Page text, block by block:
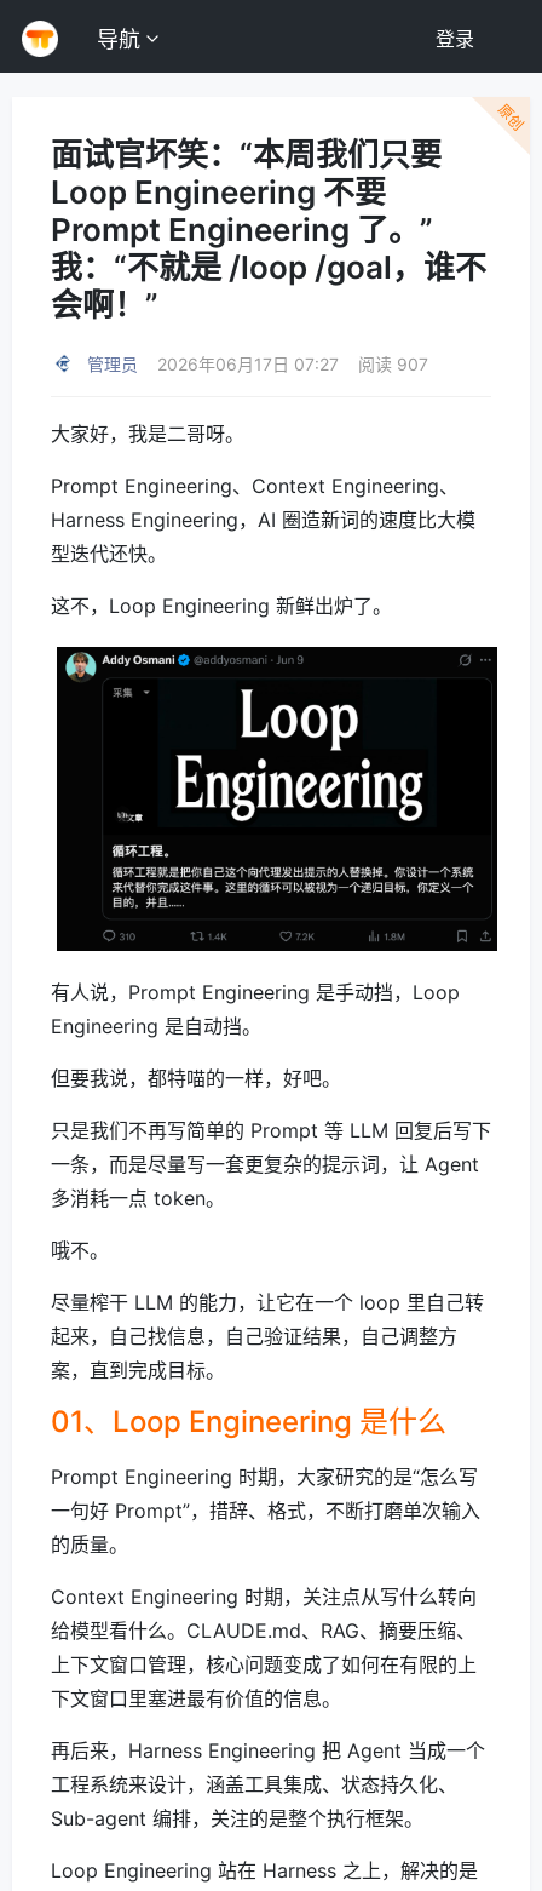
导航 登录
原创
面试官坏笑：“本周我们只要
Loop Engineering 不要
Prompt Engineering 了。”
我：“不就是 /loop /goal，谁不
会啊！”
管理员 2026年06月17日 07:27 阅读 907
大家好，我是二哥呀。
Prompt Engineering、Context Engineering、
Harness Engineering，AI 圈造新词的速度比大模
型迭代还快。
这不，Loop Engineering 新鲜出炉了。
有人说，Prompt Engineering 是手动挡，Loop
Engineering 是自动挡。
但要我说，都特喵的一样，好吧。
只是我们不再写简单的 Prompt 等 LLM 回复后写下
一条，而是尽量写一套更复杂的提示词，让 Agent
多消耗一点 token。
哦不。
尽量榨干 LLM 的能力，让它在一个 loop 里自己转
起来，自己找信息，自己验证结果，自己调整方
案，直到完成目标。
01、Loop Engineering 是什么
Prompt Engineering 时期，大家研究的是“怎么写
一句好 Prompt”，措辞、格式，不断打磨单次输入
的质量。
Context Engineering 时期，关注点从写什么转向
给模型看什么。CLAUDE.md、RAG、摘要压缩、
上下文窗口管理，核心问题变成了如何在有限的上
下文窗口里塞进最有价值的信息。
再后来，Harness Engineering 把 Agent 当成一个
工程系统来设计，涵盖工具集成、状态持久化、
Sub-agent 编排，关注的是整个执行框架。
Loop Engineering 站在 Harness 之上，解决的是